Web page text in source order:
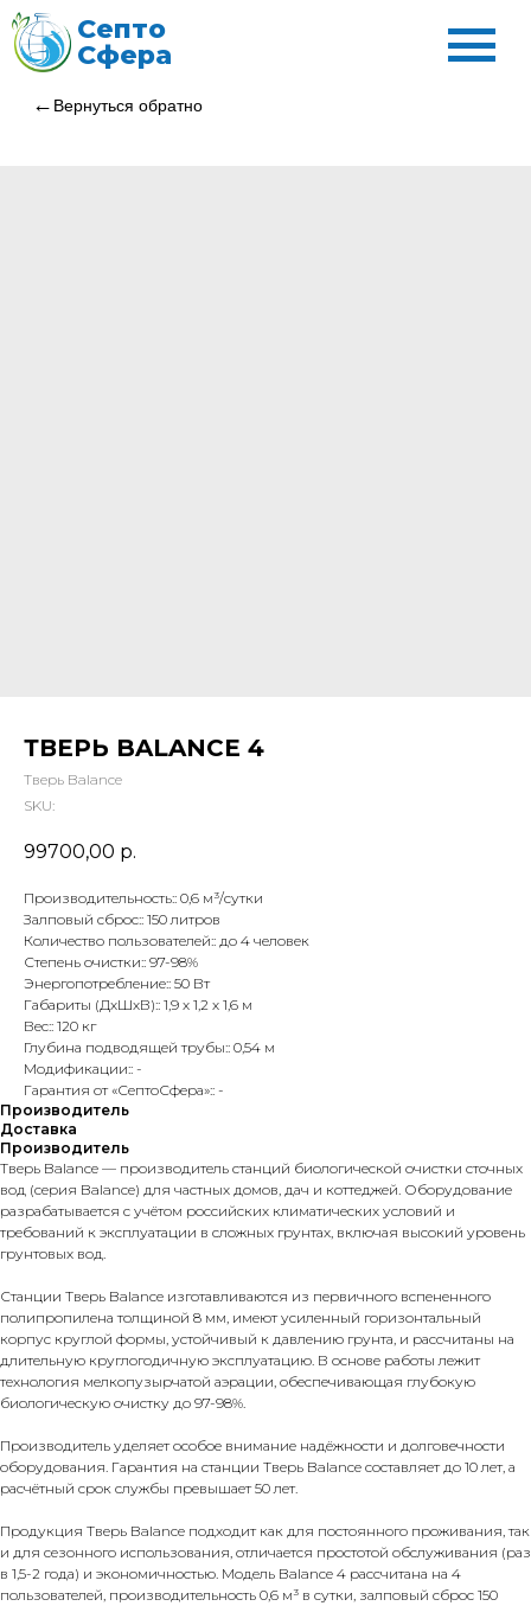
Септо
Сфера
Вернуться обратно
ТВЕРЬ BALANCE 4
Тверь Balance
SKU:
99700,00 р.
Производительность:: 0,6 м³/сутки
Залповый сброс:: 150 литров
Количество пользователей:: до 4 человек
Степень очистки:: 97-98%
Энергопотребление:: 50 Вт
Габариты (ДхШхВ):: 1,9 х 1,2 х 1,6 м
Вес:: 120 кг
Глубина подводящей трубы:: 0,54 м
Модификации:: -
Гарантия от «СептоСфера»:: -
Производитель
Доставка
Производитель
Тверь Balance — производитель станций биологической очистки сточных
вод (серия Balance) для частных домов, дач и коттеджей. Оборудование
разрабатывается с учётом российских климатических условий и
требований к эксплуатации в сложных грунтах, включая высокий уровень
грунтовых вод.
Станции Тверь Balance изготавливаются из первичного вспененного
полипропилена толщиной 8 мм, имеют усиленный горизонтальный
корпус круглой формы, устойчивый к давлению грунта, и рассчитаны на
длительную круглогодичную эксплуатацию. В основе работы лежит
технология мелкопузырчатой аэрации, обеспечивающая глубокую
биологическую очистку до 97-98%.
Производитель уделяет особое внимание надёжности и долговечности
оборудования. Гарантия на станции Тверь Balance составляет до 10 лет, а
расчётный срок службы превышает 50 лет.
Продукция Тверь Balance подходит как для постоянного проживания, так
и для сезонного использования, отличается простотой обслуживания (раз
в 1,5-2 года) и экономичностью. Модель Balance 4 рассчитана на 4
пользователей, производительность 0,6 м³ в сутки, залповый сброс 150